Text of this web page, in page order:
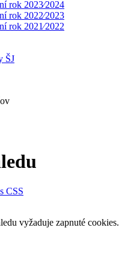
rok 2023⁄2024
rok 2022⁄2023
rok 2021⁄2022
ŠJ
CSS
vyžaduje zapnuté cookies.